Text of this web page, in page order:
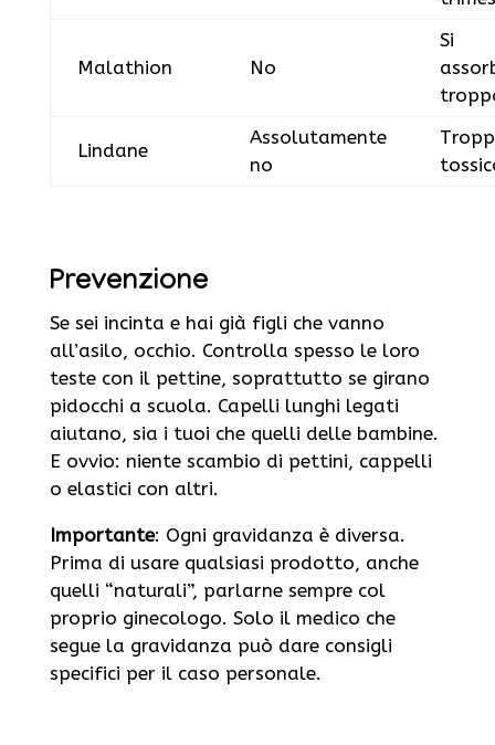
Malathion No
Si
Lindane
Assolutamente
no
Prevenzione
Se sei incinta e hai già figli che vanno
all’asilo, occhio. Controlla spesso le loro
teste con il pettine, soprattutto se girano
pidocchi a scuola. Capelli lunghi legati
aiutano, sia i tuoi che quelli delle bambine.
E ovvio: niente scambio di pettini, cappelli
o elastici con altri.
Importante: Ogni gravidanza è diversa.
Prima di usare qualsiasi prodotto, anche
quelli “naturali”, parlarne sempre col
proprio ginecologo. Solo il medico che
segue la gravidanza può dare consigli
specifici per il caso personale.